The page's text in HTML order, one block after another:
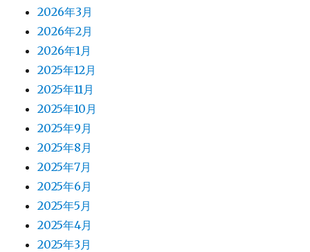
2026年3月
2026年2月
2026年1月
2025年12月
2025年11月
2025年10月
2025年9月
2025年8月
2025年7月
2025年6月
2025年5月
2025年4月
2025年3月